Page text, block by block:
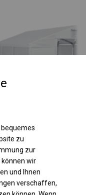
zu
zur
können wir
und Ihnen
verschaffen,